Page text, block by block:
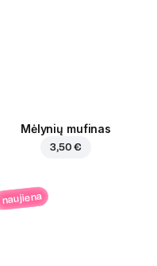
Mėlynių mufinas
3,50 €
naujiena